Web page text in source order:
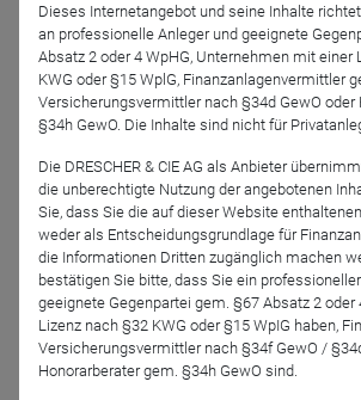
Anmeldung zum Newsletter
Partner News
7.1.
Habona Invest GmbH
Wechsel in der
Habona Invest: Hans
übergibt an Matthias
Dieses Internetangebot und seine Inhalte
an professionelle Anleger und geeignete
Absatz 2 oder 4 WpHG, Unternehmen mit einer
KWG oder §15 WplG, Finanzanlagenvermittler
Versicherungsvermittler nach §34d GewO oder
§34h GewO. Die Inhalte sind nicht für
Die DRESCHER & CIE AG als Anbieter
die unberechtigte Nutzung der angebotenen
Sie, dass Sie die auf dieser Website
weder als Entscheidungsgrundlage für
die Informationen Dritten zugänglich machen
bestätigen Sie bitte, dass Sie ein
geeignete Gegenpartei gem. §67 Absatz 2 oder
Lizenz nach §32 KWG oder §15 WpIG haben,
Versicherungsvermittler nach §34f GewO /
Honorarberater gem. §34h GewO sind.